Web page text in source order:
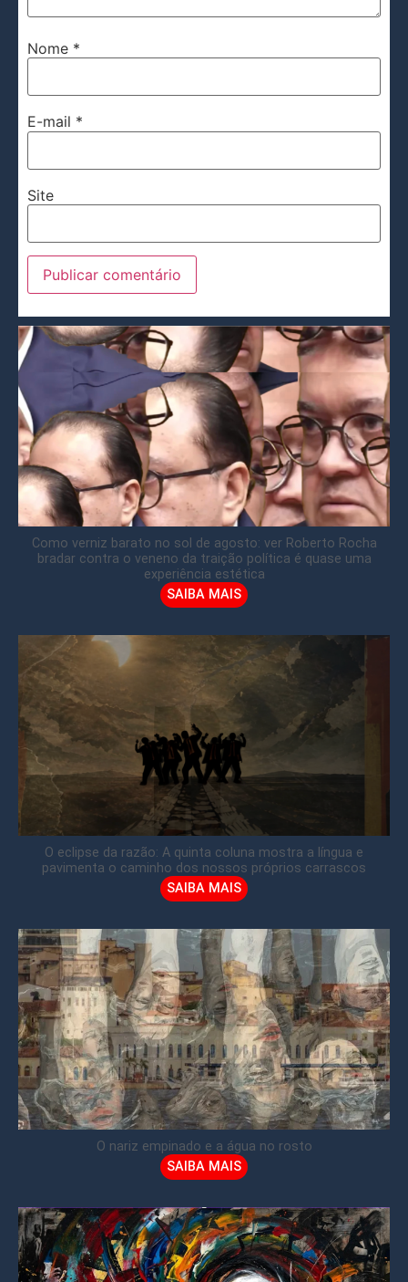
Nome *
E-mail *
Site
Como verniz barato no sol de agosto: ver Roberto Rocha
bradar contra o veneno da traição política é quase uma
experiência estética
SAIBA MAIS
O eclipse da razão: A quinta coluna mostra a língua e
pavimenta o caminho dos nossos próprios carrascos
SAIBA MAIS
O nariz empinado e a água no rosto
SAIBA MAIS